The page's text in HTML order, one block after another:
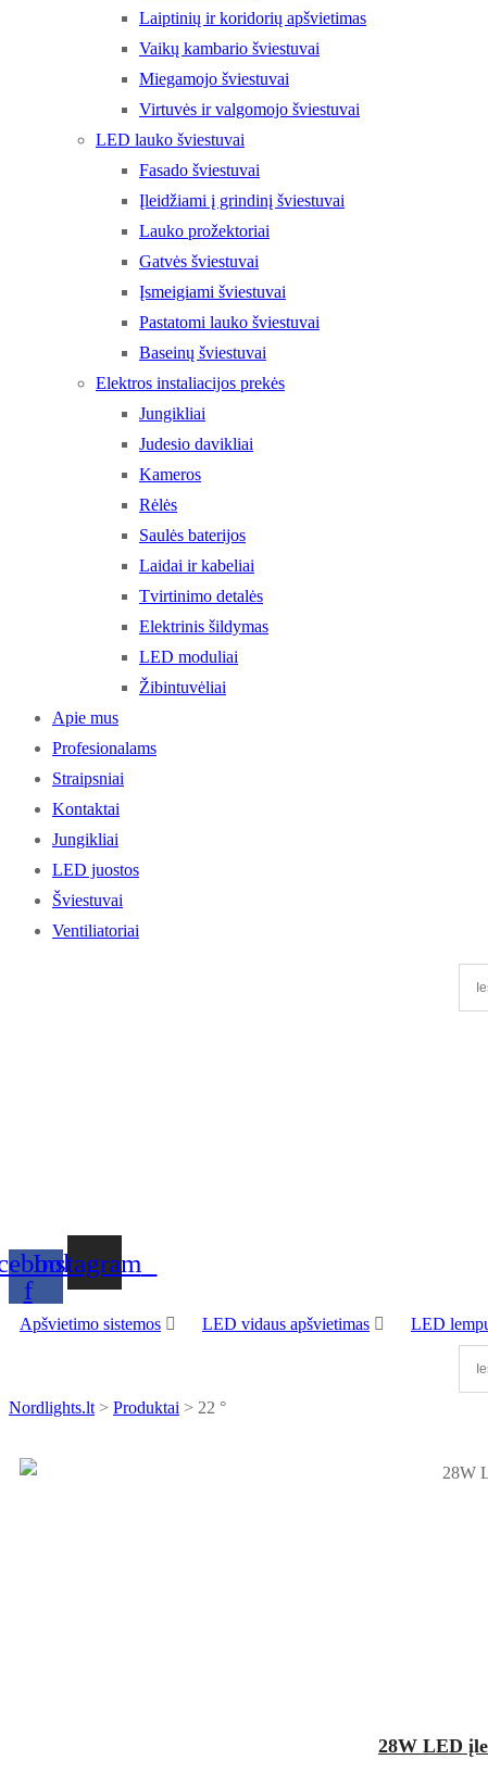
Laiptinių ir koridorių apšvietimas
Vaikų kambario šviestuvai
Miegamojo šviestuvai
Virtuvės ir valgomojo šviestuvai
LED lauko šviestuvai
Fasado šviestuvai
Įleidžiami į grindinį šviestuvai
Lauko prožektoriai
Gatvės šviestuvai
Įsmeigiami šviestuvai
Pastatomi lauko šviestuvai
Baseinų šviestuvai
Elektros instaliacijos prekės
Jungikliai
Judesio davikliai
Kameros
Rėlės
Saulės baterijos
Laidai ir kabeliai
Tvirtinimo detalės
Elektrinis šildymas
LED moduliai
Žibintuvėliai
Apie mus
Profesionalams
Straipsniai
Kontaktai
Jungikliai
LED juostos
Šviestuvai
Ventiliatoriai
f
Instagram
Apšvietimo sistemos LED vidaus apšvietimas LED
Nordlights.lt > Produktai > 22 °
28W LED